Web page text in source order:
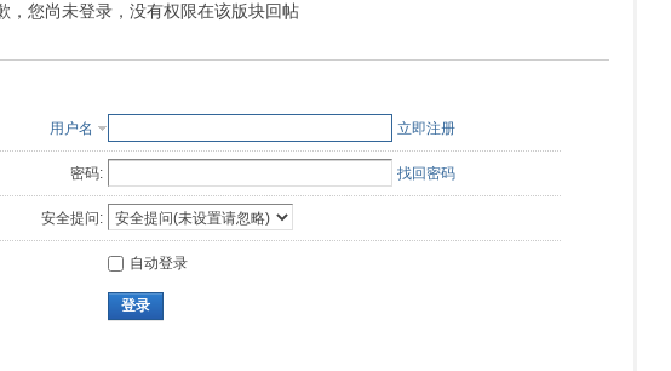
，您尚未登录，没有权限在该版块回帖
用户名 立即注册
密码: 找回密码
安全提问:
自动登录
登录